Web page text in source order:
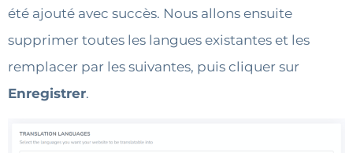
été ajouté avec succès. Nous allons ensuite
supprimer toutes les langues existantes et les
remplacer par les suivantes, puis cliquer sur
Enregistrer.